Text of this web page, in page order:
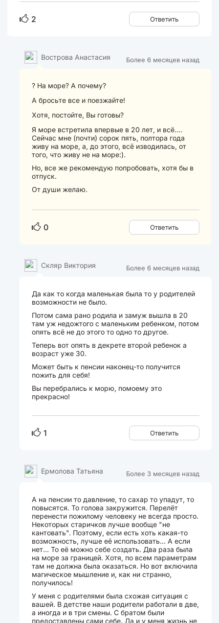
2 Ответить
Более 6 месяцев назад
Вострова Анастасия
? На море? А почему?
А бросьте все и поезжайте!
Хотя, постойте, Вы готовы?
Я море встретила впервые в 20 лет, и всё....
Сейчас мне (почти) сорок пять, полтора года
живу на море, а, до этого, всё изводилась, от
того, что живу не на море:).
Но, все же рекомендую попробовать, хотя бы в
отпуск.
От души желаю.
0 Ответить
Более 6 месяцев назад
Скляр Виктория
Да как то когда маленькая была то у родителей
возможности не было.
Потом сама рано родила и замуж вышла в 20
там уж недожтого с маленьким ребенком, потом
опять всё не до этого то одно то другое.
Теперь вот опять в декрете второй ребенок а
возраст уже 30.
Может быть к пенсии наконец-то получится
пожить для себя!
Вы перебрались к морю, помоему это
прекрасно!
1 Ответить
Более 3 месяцев назад
Ермолова Татьяна
А на пенсии то давление, то сахар то упадут, то
повысятся. То голова закружится. Перелёт
перенести пожилому человеку не всегда просто.
Некоторых старичков лучше вообще "не
кантовать". Поэтому, если есть хоть какая-то
возможность, лучше её использовать... А если
нет... То её можно себе создать. Два раза была
на море за границей. Хотя, по всем параметрам
там не должна была оказаться. Но вот включила
магическое мышление и, как ни странно,
получилось!
У меня с родителями была схожая ситуация с
вашей. В детстве наши родители работали в две,
а иногда и в три смены. С братом были
предоставлены сами себе. Да и у меня жизнь не